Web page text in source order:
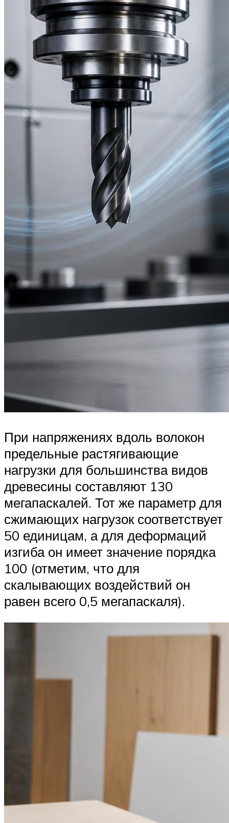
При напряжениях вдоль волокон
предельные растягивающие
нагрузки для большинства видов
древесины составляют 130
мегапаскалей. Тот же параметр для
сжимающих нагрузок соответствует
50 единицам, а для деформаций
изгиба он имеет значение порядка
100 (отметим, что для
скалывающих воздействий он
равен всего 0,5 мегапаскаля).